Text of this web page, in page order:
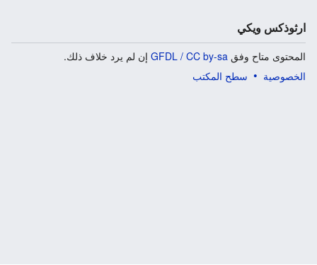
ارثوذكس ويكي
المحتوى متاح وفق GFDL / CC by-sa إن لم يرد خلاف ذلك.
الخصوصية
سطح المكتب